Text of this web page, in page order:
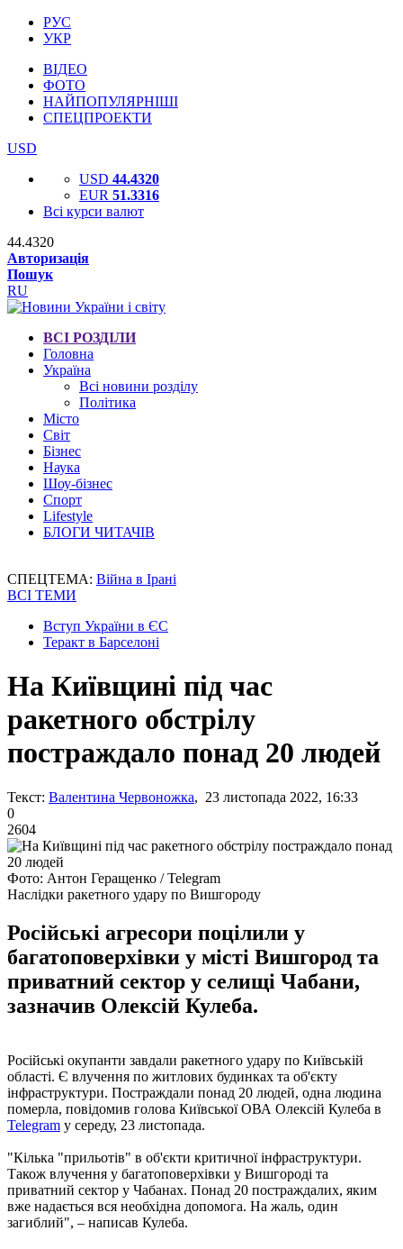
РУС
УКР
ВІДЕО
ФОТО
НАЙПОПУЛЯРНІШІ
СПЕЦПРОЕКТИ
USD
USD 44.4320
EUR 51.3316
Всі курси валют
44.4320
Авторизація
Пошук
RU
ВСІ РОЗДІЛИ
Головна
Україна
Всі новини розділу
Політика
Місто
Світ
Бізнес
Наука
Шоу-бізнес
Спорт
Lifestyle
БЛОГИ ЧИТАЧІВ
СПЕЦТЕМА: Війна в Ірані
ВСІ ТЕМИ
Вступ України в ЄС
Теракт в Барселоні
На Київщині під час
ракетного обстрілу
постраждало понад 20 людей
Текст: Валентина Червоножка, 23 листопада 2022, 16:33
0
2604
Фото: Антон Геращенко / Telegram
Наслідки ракетного удару по Вишгороду
Російські агресори поцілили у
багатоповерхівки у місті Вишгород та
приватний сектор у селищі Чабани,
зазначив Олексій Кулеба.
Російські окупанти завдали ракетного удару по Київській
області. Є влучення по житлових будинках та об'єкту
інфраструктури. Постраждали понад 20 людей, одна людина
померла, повідомив голова Київської ОВА Олексій Кулеба в
Telegram у середу, 23 листопада.
"Кілька "прильотів" в об'єкти критичної інфраструктури.
Також влучення у багатоповерхівки у Вишгороді та
приватний сектор у Чабанах. Понад 20 постраждалих, яким
вже надається вся необхідна допомога. На жаль, один
загиблий", – написав Кулеба.